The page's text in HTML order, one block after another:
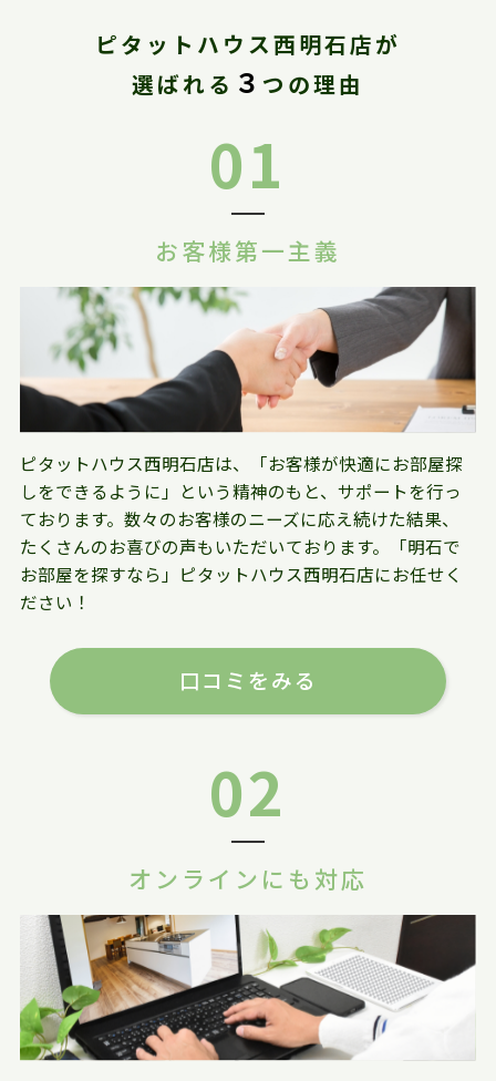
ピタットハウス西明石店が
選ばれる ３ つの理由
01
お客様第一主義
ピタットハウス西明石店は、「お客様が快適にお部屋探
しをできるように」という精神のもと、サポートを行っ
ております。数々のお客様のニーズに応え続けた結果、
たくさんのお喜びの声もいただいております。「明石で
お部屋を探すなら」ピタットハウス西明石店にお任せく
ださい！
口コミをみる
02
オンラインにも対応